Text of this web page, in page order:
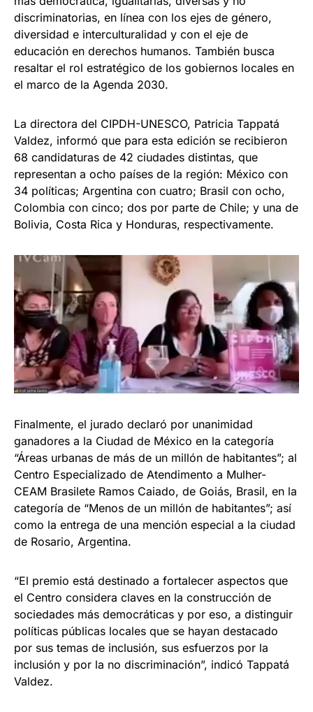
discriminatorias, en línea con los ejes de género,
diversidad e interculturalidad y con el eje de
educación en derechos humanos. También busca
resaltar el rol estratégico de los gobiernos locales en
el marco de la Agenda 2030.
La directora del CIPDH-UNESCO, Patricia Tappatá
Valdez, informó que para esta edición se recibieron
68 candidaturas de 42 ciudades distintas, que
representan a ocho países de la región: México con
34 políticas; Argentina con cuatro; Brasil con ocho,
Colombia con cinco; dos por parte de Chile; y una de
Bolivia, Costa Rica y Honduras, respectivamente.
Finalmente, el jurado declaró por unanimidad
ganadores a la Ciudad de México en la categoría
“Áreas urbanas de más de un millón de habitantes”; al
Centro Especializado de Atendimento a Mulher-
CEAM Brasilete Ramos Caiado, de Goiás, Brasil, en la
categoría de “Menos de un millón de habitantes”; así
como la entrega de una mención especial a la ciudad
de Rosario, Argentina.
“El premio está destinado a fortalecer aspectos que
el Centro considera claves en la construcción de
sociedades más democráticas y por eso, a distinguir
políticas públicas locales que se hayan destacado
por sus temas de inclusión, sus esfuerzos por la
inclusión y por la no discriminación”, indicó Tappatá
Valdez.